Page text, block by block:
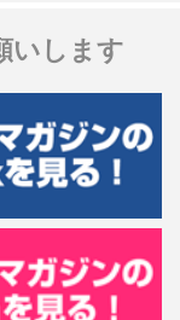
いします